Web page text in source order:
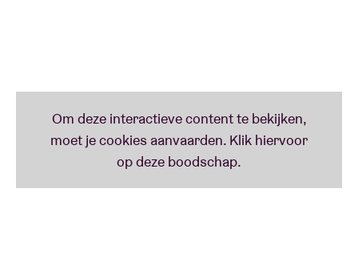
muziek brengt ze een boodschap van hoop en liefde
waarmee ze haar publiek uitnodigd om even tot
zichzelf te komen. Haar meesleepende melodieën in
haar laatste singles ‘Self-Love’ (2022) en ‘Leveling-
Up’ (2023) hebben ook soms iets weg van Alicia